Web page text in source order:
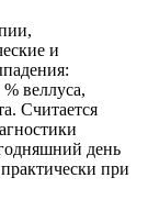
и
веллуса,
Считается
день
при